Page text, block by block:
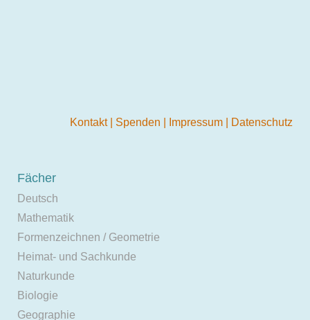
Kontakt Spenden Impressum Datenschutz
Fächer
Deutsch
Mathematik
Formenzeichnen / Geometrie
Heimat- und Sachkunde
Naturkunde
Biologie
Geographie